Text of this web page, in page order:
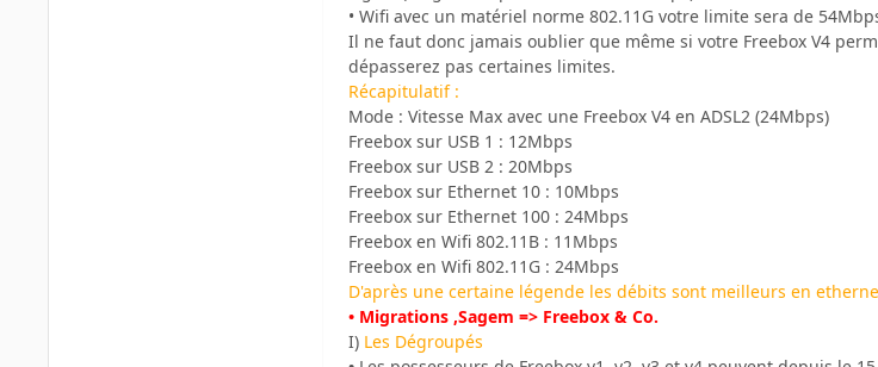
• Wifi avec un matériel norme 802.11G votre limite sera de
Il ne faut donc jamais oublier que même si votre Freebox V4
dépasserez pas certaines limites.
Récapitulatif :
Mode : Vitesse Max avec une Freebox V4 en ADSL2 (24Mbps)
Freebox sur USB 1 : 12Mbps
Freebox sur USB 2 : 20Mbps
Freebox sur Ethernet 10 : 10Mbps
Freebox sur Ethernet 100 : 24Mbps
Freebox en Wifi 802.11B : 11Mbps
Freebox en Wifi 802.11G : 24Mbps
D'après une certaine légende les débits sont meilleurs en
• Migrations ,Sagem => Freebox & Co.
I) Les Dégroupés